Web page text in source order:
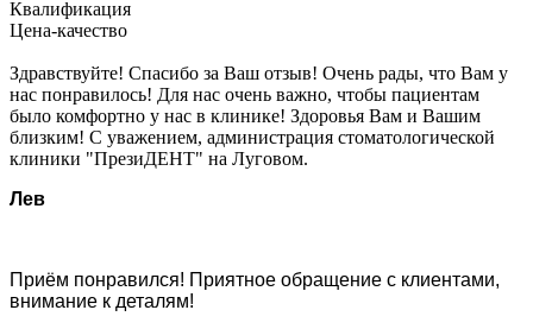
Квалификация
Цена-качество
Здравствуйте! Спасибо за Ваш отзыв! Очень рады, что Вам у
нас понравилось! Для нас очень важно, чтобы пациентам
было комфортно у нас в клинике! Здоровья Вам и Вашим
близким! С уважением, администрация стоматологической
клиники "ПрезиДЕНТ" на Луговом.
Лев
Приём понравился! Приятное обращение с клиентами,
внимание к деталям!